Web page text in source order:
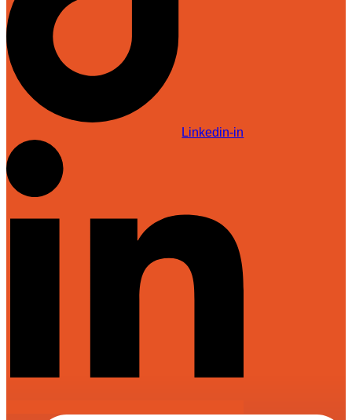
Linkedin-in